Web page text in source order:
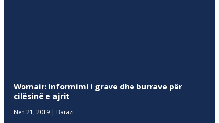
Womair: Informimi i grave dhe burrave për
cilësinë e ajrit
Nën 21, 2019 | Barazi